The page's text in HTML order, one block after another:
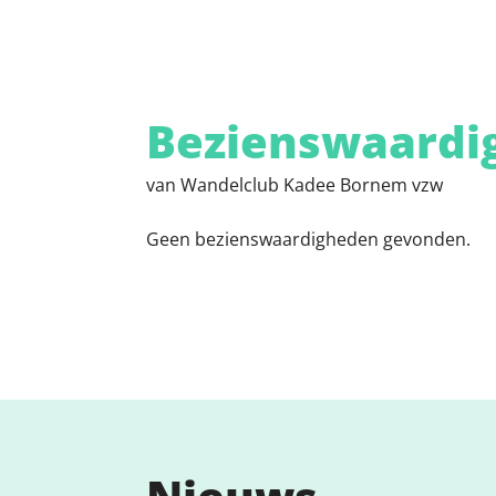
van Wandelclub Kadee Bornem vzw
Geen bezienswaardigheden gevonden.